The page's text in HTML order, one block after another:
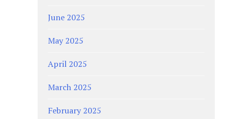
June 2025
May 2025
April 2025
March 2025
February 2025